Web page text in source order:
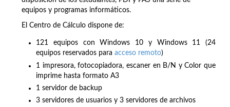
equipos y programas informáticos.
El Centro de Cálculo dispone de:
121 equipos con Windows 10 y Windows 11 (24
equipos reservados para acceso remoto)
1 impresora, fotocopiadora, escaner en B/N y Color que
imprime hasta formato A3
1 servidor de backup
3 servidores de usuarios y 3 servidores de archivos